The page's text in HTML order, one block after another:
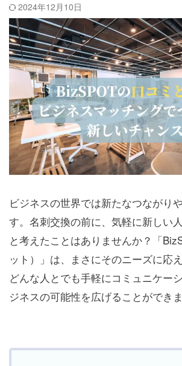
2024年12月10日
ビジネスの世界では新たなつながり
す。名刺交換の前に、気軽に新しい
と考えたことはありませんか？「
ット）」は、まさにそのニーズに応
どんな人とでも手軽にコミュニケー
ジネスの可能性を広げることができま